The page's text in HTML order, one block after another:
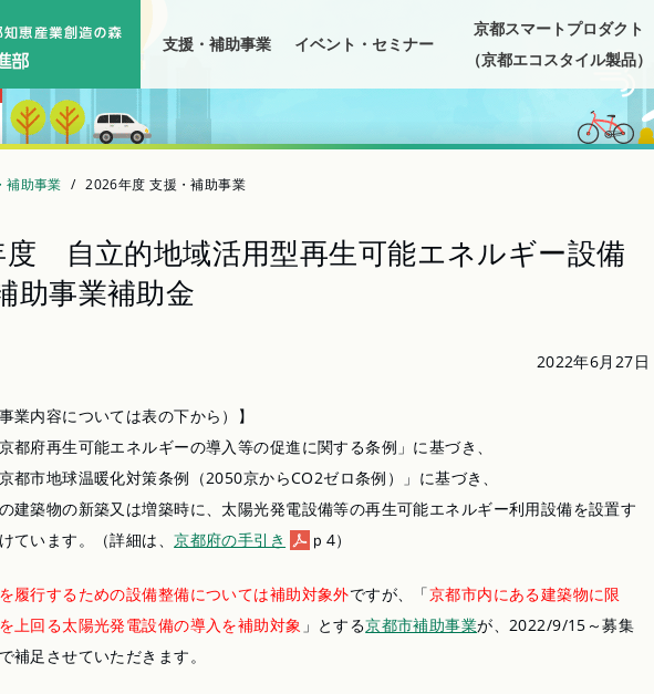
支援・補助事業 イベント・セミナー
京都スマートプロダクト
（京都エコスタイル製品）
補助事業 2026年度 支援・補助事業
度 自立的地域活用型再生可能エネルギー設備
助事業補助金
2022年6月27日
業内容については表の下から）】
都府再生可能エネルギーの導入等の促進に関する条例」に基づき、
都市地球温暖化対策条例（2050京からCO2ゼロ条例）」に基づき、
建築物の新築又は増築時に、太陽光発電設備等の再生可能エネルギー利用設備を設置す
ています。（詳細は、京都府の手引き ｐ4）
履行するための設備整備については補助対象外ですが、「京都市内にある建築物に限
上回る太陽光発電設備の導入を補助対象 」とする京都市補助事業が、2022/9/15～募集
補足させていただきます。